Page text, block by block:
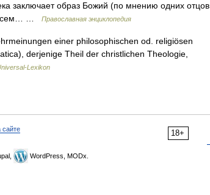
заключает образ Божий (по мнению одних отцов
всем… …
Православная энциклопедия
einer philosophischen od. religiösen
derjenige Theil der christlichen Theologie,
Lexikon
18+
сайте
WordPress, MODx.